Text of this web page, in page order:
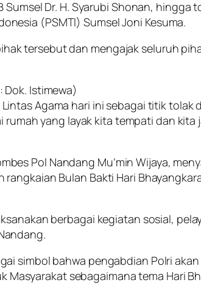
Sumsel Dr. H. Syarubi Shonan,
(PSMTI) Sumsel Joni Kesuma.
tersebut dan mengajak seluruh
Istimewa)
Agama hari ini sebagai titik
rumah yang layak kita tempati dan kita
Pol Nandang Mu’min Wijaya,
Bulan Bakti Hari
berbagai kegiatan sosial,
simbol bahwa pengabdian Polri
sebagaimana tema Hari